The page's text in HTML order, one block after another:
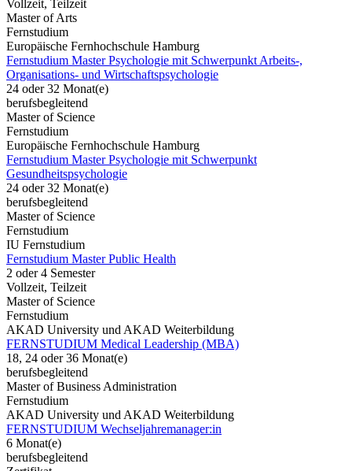
Vollzeit, Teilzeit
Master of Arts
Fernstudium
Europäische Fernhochschule Hamburg
Fernstudium Master Psychologie mit Schwerpunkt Arbeits-,
Organisations- und Wirtschaftspsychologie
24 oder 32 Monat(e)
berufsbegleitend
Master of Science
Fernstudium
Europäische Fernhochschule Hamburg
Fernstudium Master Psychologie mit Schwerpunkt
Gesundheitspsychologie
24 oder 32 Monat(e)
berufsbegleitend
Master of Science
Fernstudium
IU Fernstudium
Fernstudium Master Public Health
2 oder 4 Semester
Vollzeit, Teilzeit
Master of Science
Fernstudium
AKAD University und AKAD Weiterbildung
FERNSTUDIUM Medical Leadership (MBA)
18, 24 oder 36 Monat(e)
berufsbegleitend
Master of Business Administration
Fernstudium
AKAD University und AKAD Weiterbildung
FERNSTUDIUM Wechseljahremanager:in
6 Monat(e)
berufsbegleitend